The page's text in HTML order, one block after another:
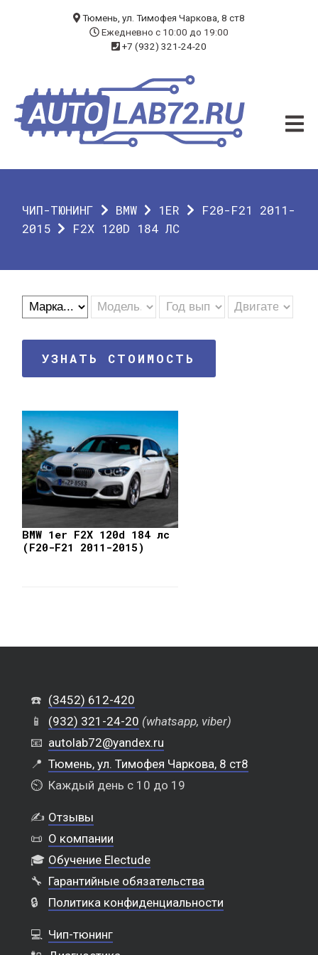
ЧИП-ТЮНИНГ
ДИАГНОСТИКА
О КОМПАНИИ
ГАРАНТИЯ
Тюмень, ул. Тимофея Чаркова, 8 ст8
Ежедневно с 10:00 до 19:00
+7 (932) 321-24-20
ЧИП-ТЮНИНГ BMW 1ER
F20-F21 2011-
2015
F2X 120D 184 ЛС
УЗНАТЬ СТОИМОСТЬ
BMW 1er F2X 120d 184 лс
(F20-F21 2011-2015)
☎️ (3452) 612-420
📱
(932) 321-24-20 (whatsapp, viber)
📧 autolab72@yandex.ru
📍 Тюмень, ул. Тимофея Чаркова, 8 ст8
⏲️ Каждый день с 10 до 19
✍️ Отзывы
📜 О компании
🎓 Обучение Electude
🔧 Гарантийные обязательства
🔒
Политика конфиденциальности
💻 Чип-тюнинг